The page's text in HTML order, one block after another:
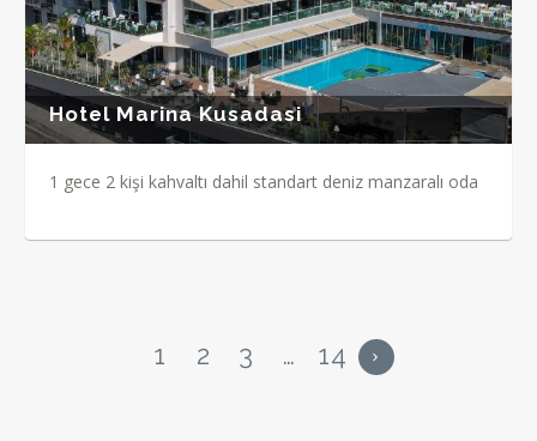
Hotel Marina Kusadasi
1 gece 2 kişi kahvaltı dahil standart deniz manzaralı oda
1 2 3 … 14